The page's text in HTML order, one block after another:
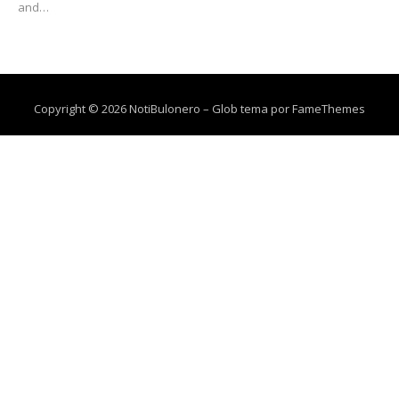
and…
Copyright © 2026 NotiBulonero – Glob tema porFameThemes